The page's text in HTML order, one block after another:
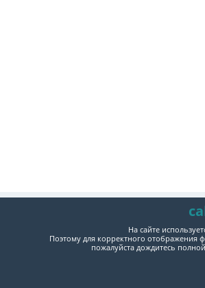
На сайте
Поэтому для корректного отображения
пожалуйста дождитесь